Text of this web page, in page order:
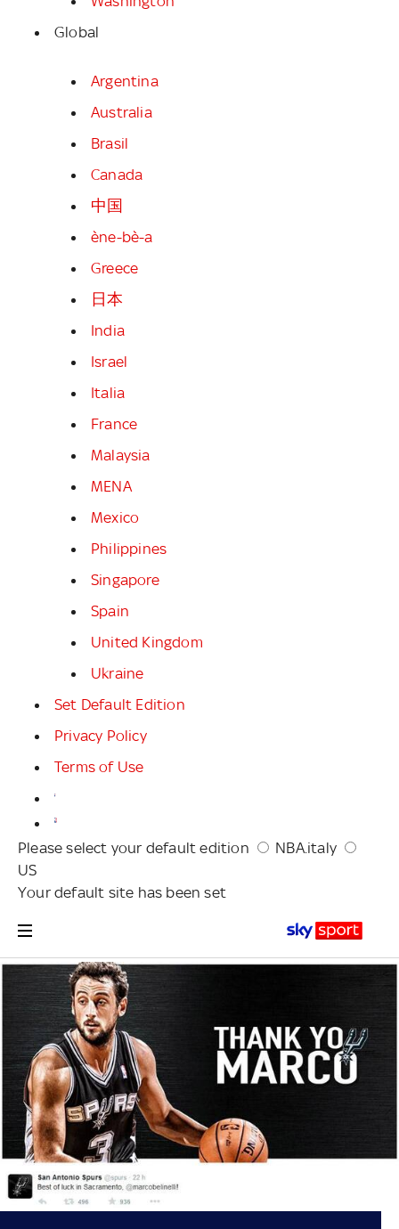
Global
Argentina
Australia
Brasil
Canada
中国
ène-bè-a
Greece
日本
India
Israel
Italia
France
Malaysia
MENA
Mexico
Philippines
Singapore
Spain
United Kingdom
Ukraine
Set Default Edition
Privacy Policy
Terms of Use
Please select your default edition
NBA.italy
US
Your default site has been set